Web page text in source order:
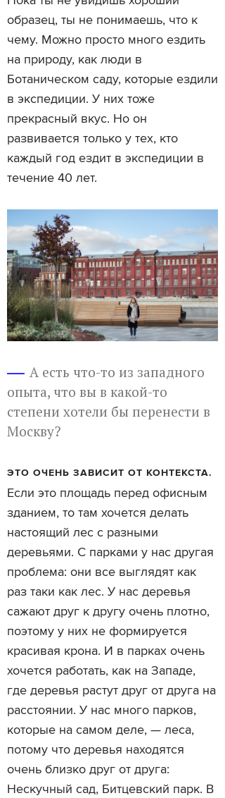
образец, ты не понимаешь, что к
чему. Можно просто много ездить
на природу, как люди в
Ботаническом саду, которые ездили
в экспедиции. У них тоже
прекрасный вкус. Но он
развивается только у тех, кто
каждый год ездит в экспедиции в
течение 40 лет.
А есть что-то из западного
опыта, что вы в какой-то
степени хотели бы перенести в
Москву?
ЭТО ОЧЕНЬ ЗАВИСИТ ОТ КОНТЕКСТА.
Если это площадь перед офисным
зданием, то там хочется делать
настоящий лес с разными
деревьями. С парками у нас другая
проблема: они все выглядят как
раз таки как лес. У нас деревья
сажают друг к другу очень плотно,
поэтому у них не формируется
красивая крона. И в парках очень
хочется работать, как на Западе,
где деревья растут друг от друга на
расстоянии. У нас много парков,
которые на самом деле, — леса,
потому что деревья находятся
очень близко друг от друга:
Нескучный сад, Битцевский парк. В